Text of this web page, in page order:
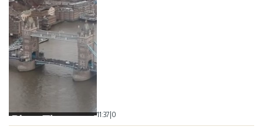
11:37 0